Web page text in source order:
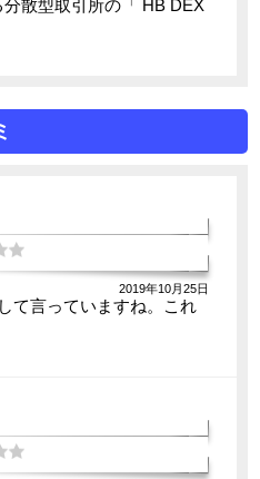
散型取引所の「 HB DEX
2019年10月25日
て言っていますね。これ